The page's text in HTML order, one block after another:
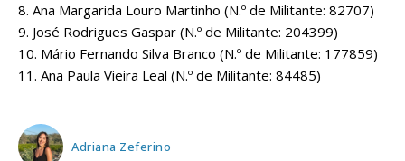
8. Ana Margarida Louro Martinho (N.º de Militante: 82707)
9. José Rodrigues Gaspar (N.º de Militante: 204399)
10. Mário Fernando Silva Branco (N.º de Militante: 177859)
11. Ana Paula Vieira Leal (N.º de Militante: 84485)
Adriana Zeferino